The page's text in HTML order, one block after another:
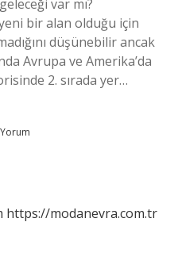
var mı?
bir alan olduğu için
düşünebilir ancak
Avrupa ve Amerika’da
2. sırada yer…
https://modanevra.com.tr